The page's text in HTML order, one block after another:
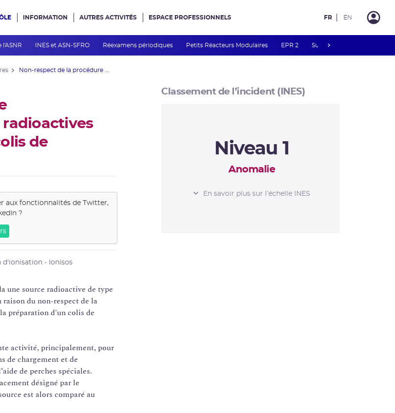
l'ASNR INES et ASN-SFRO Réexamens périodiques Petits Réacteurs Modulaires EPR 2 Surveillance des PFAS
INFORMATION AUTRES ACTIVITÉS ESPACE PROFESSIONNELS FR EN
Non-respect de la procédure ...
radioactives
de
aux fonctionnalités de
Twitter,
?
d'ionisation - Ionisos
une source radioactive de type
raison du non-respect de la
préparation d'un colis de
activité, principalement, pour
de chargement et de
de perches spéciales.
désigné par le
est alors comparé au
Classement de l’incident (INES)
Niveau 1
Anomalie
L’ÉCHELLE INES
En savoir plus sur l’échelle INES